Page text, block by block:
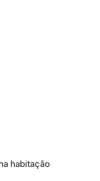
habitação